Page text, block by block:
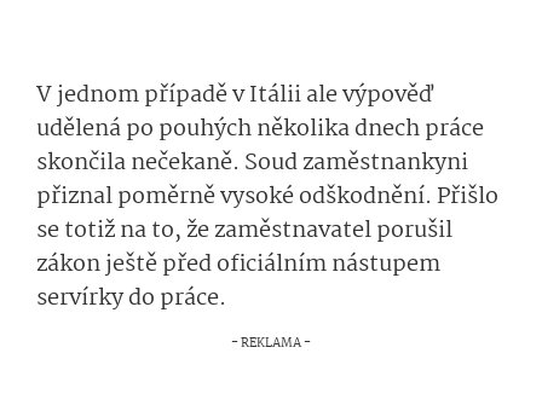
V jednom případě v Itálii ale výpověď
udělená po pouhých několika dnech práce
skončila nečekaně. Soud zaměstnankyni
přiznal poměrně vysoké odškodnění. Přišlo
se totiž na to, že zaměstnavatel porušil
zákon ještě před oficiálním nástupem
servírky do práce.